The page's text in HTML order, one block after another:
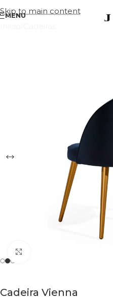
Skip to main content
MENU
Cadeira Vienna